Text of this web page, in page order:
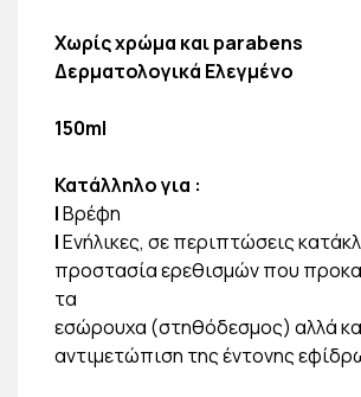
Χωρίς χρώμα και parabens
Δερματολογικά Ελεγμένο
150ml
Κατάλληλο για :
|Βρέφη
|Ενήλικες, σε περιπτώσεις
προστασία ερεθισμών που
τα
εσώρουχα (στηθόδεσμος) αλλά
αντιμετώπιση της έντονης